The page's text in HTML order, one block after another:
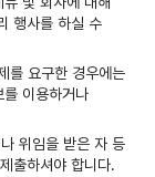
행사를 하실 수
를 요구한 경우에는
이용하거나
위임을 받은 자 등
출하셔야 합니다.